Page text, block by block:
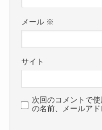
メール ※
サイト
次回のコメントで
の名前、メールアド